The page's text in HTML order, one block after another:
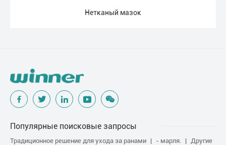
Нетканый мазок
Популярные поисковые запросы
Традиционное решение для ухода за ранами - марля.
Другие